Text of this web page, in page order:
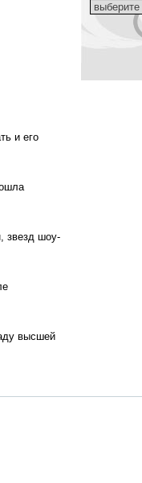
и его
звезд шоу-
высшей